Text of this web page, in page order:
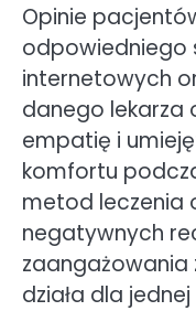
Opinie
odpowiedniego
internetowych
danego lekarza
empatię i
komfortu
metod leczenia
negatywnych
zaangażowania
działa dla